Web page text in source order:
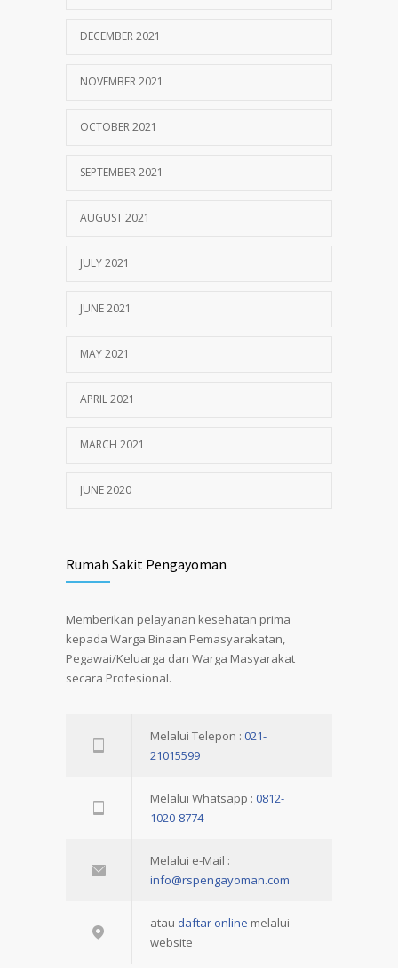
DECEMBER 2021
NOVEMBER 2021
OCTOBER 2021
SEPTEMBER 2021
AUGUST 2021
JULY 2021
JUNE 2021
MAY 2021
APRIL 2021
MARCH 2021
JUNE 2020
Rumah Sakit Pengayoman
Memberikan pelayanan kesehatan prima
kepada Warga Binaan Pemasyarakatan,
Pegawai/Keluarga dan Warga Masyarakat
secara Profesional.
Melalui Telepon : 021-
21015599
Melalui Whatsapp : 0812-
1020-8774
Melalui e-Mail :
info@rspengayoman.com
atau daftar online melalui
website